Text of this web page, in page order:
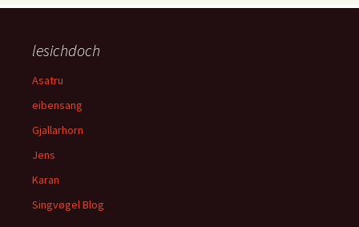
lesichdoch
Asatru
eibensang
Gjallarhorn
Jens
Karan
Singvøgel Blog